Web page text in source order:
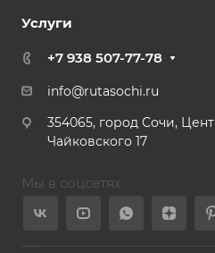
Услуги
+7 938 507-77-78
info@rutasochi.ru
354065, город Сочи,
Чайковского 17
Мы в соцсетях